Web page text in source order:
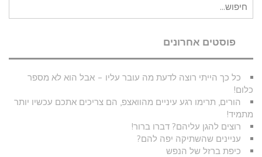
עבור:
פוסטים אחרונים
כל כך הייתי רוצה לדעת מה עובר עליו – אבל הוא לא מספר
כלום!
הורים, תרימו רגע עיניים מהוואצפ, הם צריכים אתכם עכשיו יותר
מתמיד!
רוצים להגן עליהם? דברו ברור!
עניינים שהשתיקה יפה להם?
כיפת ברזל של הנפש